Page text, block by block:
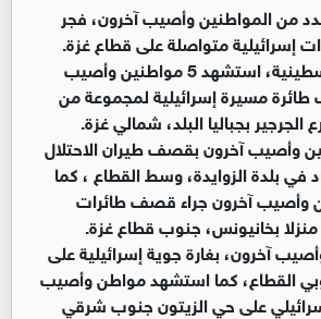
من المواطنين وأصيب آخرون، فجر
إسرائيلية متواصلة على قطاع غزة.
وبحسب مصادر فلسطينية، استشهد 5 مواطنين وأصيب
مسيرة إسرائيلية لمجموعة من
بجباليا البلد، شمالي غزة.
6 مواطنين وأصيب آخرون بقصف طيران الاحتلال
في بلدة الزوايدة، وسط القطاع ، كما
وأصيب آخرون جراء قصف طائرات
منزلا بخانيونس، جنوب قطاع غزة.
آخرون، بغارة جوية إسرائيلية على
القطاع، كما استشهد مواطن وأصيب
على حي الزيتون جنوب شرقي